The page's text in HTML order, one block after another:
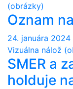
(obrázky)
Oznam
24. januára 2024
Vizuálna nálož
SMER a
holduje